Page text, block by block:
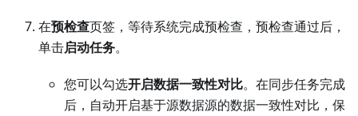
在预检查页签，等待系统完成预检查，预检查通过后，
单击启动任务。
您可以勾选开启数据一致性对比。在同步任务完成
后，自动开启基于源数据源的数据一致性对比，保